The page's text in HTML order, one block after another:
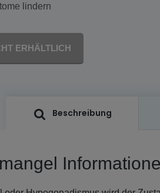
lindern
ERHÄLTLICH
Beschreibung